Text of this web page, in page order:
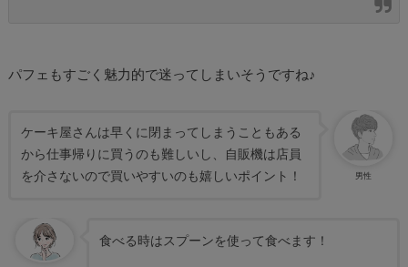
パフェもすごく魅力的で迷ってしまいそうですね♪
男性
ケーキ屋さんは早くに閉まってしまうこともある
から仕事帰りに買うのも難しいし、自販機は店員
を介さないので買いやすいのも嬉しいポイント！
食べる時はスプーンを使って食べます！